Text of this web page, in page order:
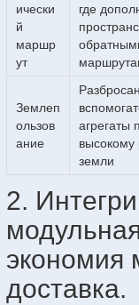
ически
й
маршр
ут
где
Землеп
ользов
ание
агрегаты
высокому
земли
2.
экономия
доставка.